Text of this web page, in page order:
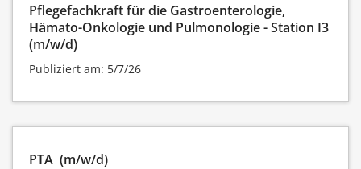
Pflegefachkraft für die Gastroenterologie,
Hämato-Onkologie und Pulmonologie - Station I3
(m/w/d)
Publiziert am: 5/7/26
PTA (m/w/d)